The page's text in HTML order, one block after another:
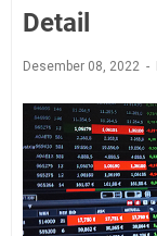
Detail
Desember 08, 2022